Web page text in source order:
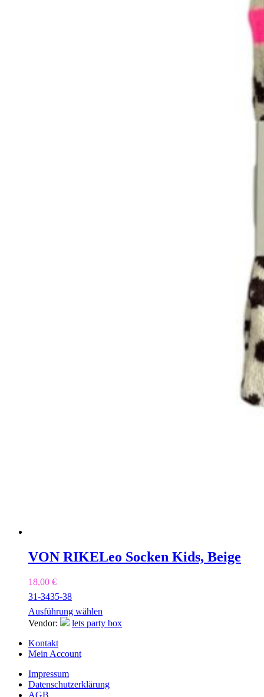
VON RIKELeo Socken Kids, Beige
18,00 €
31-3435-38
Ausführung wählen
Vendor:
lets party box
Kontakt
Mein Account
Impressum
Datenschutzerklärung